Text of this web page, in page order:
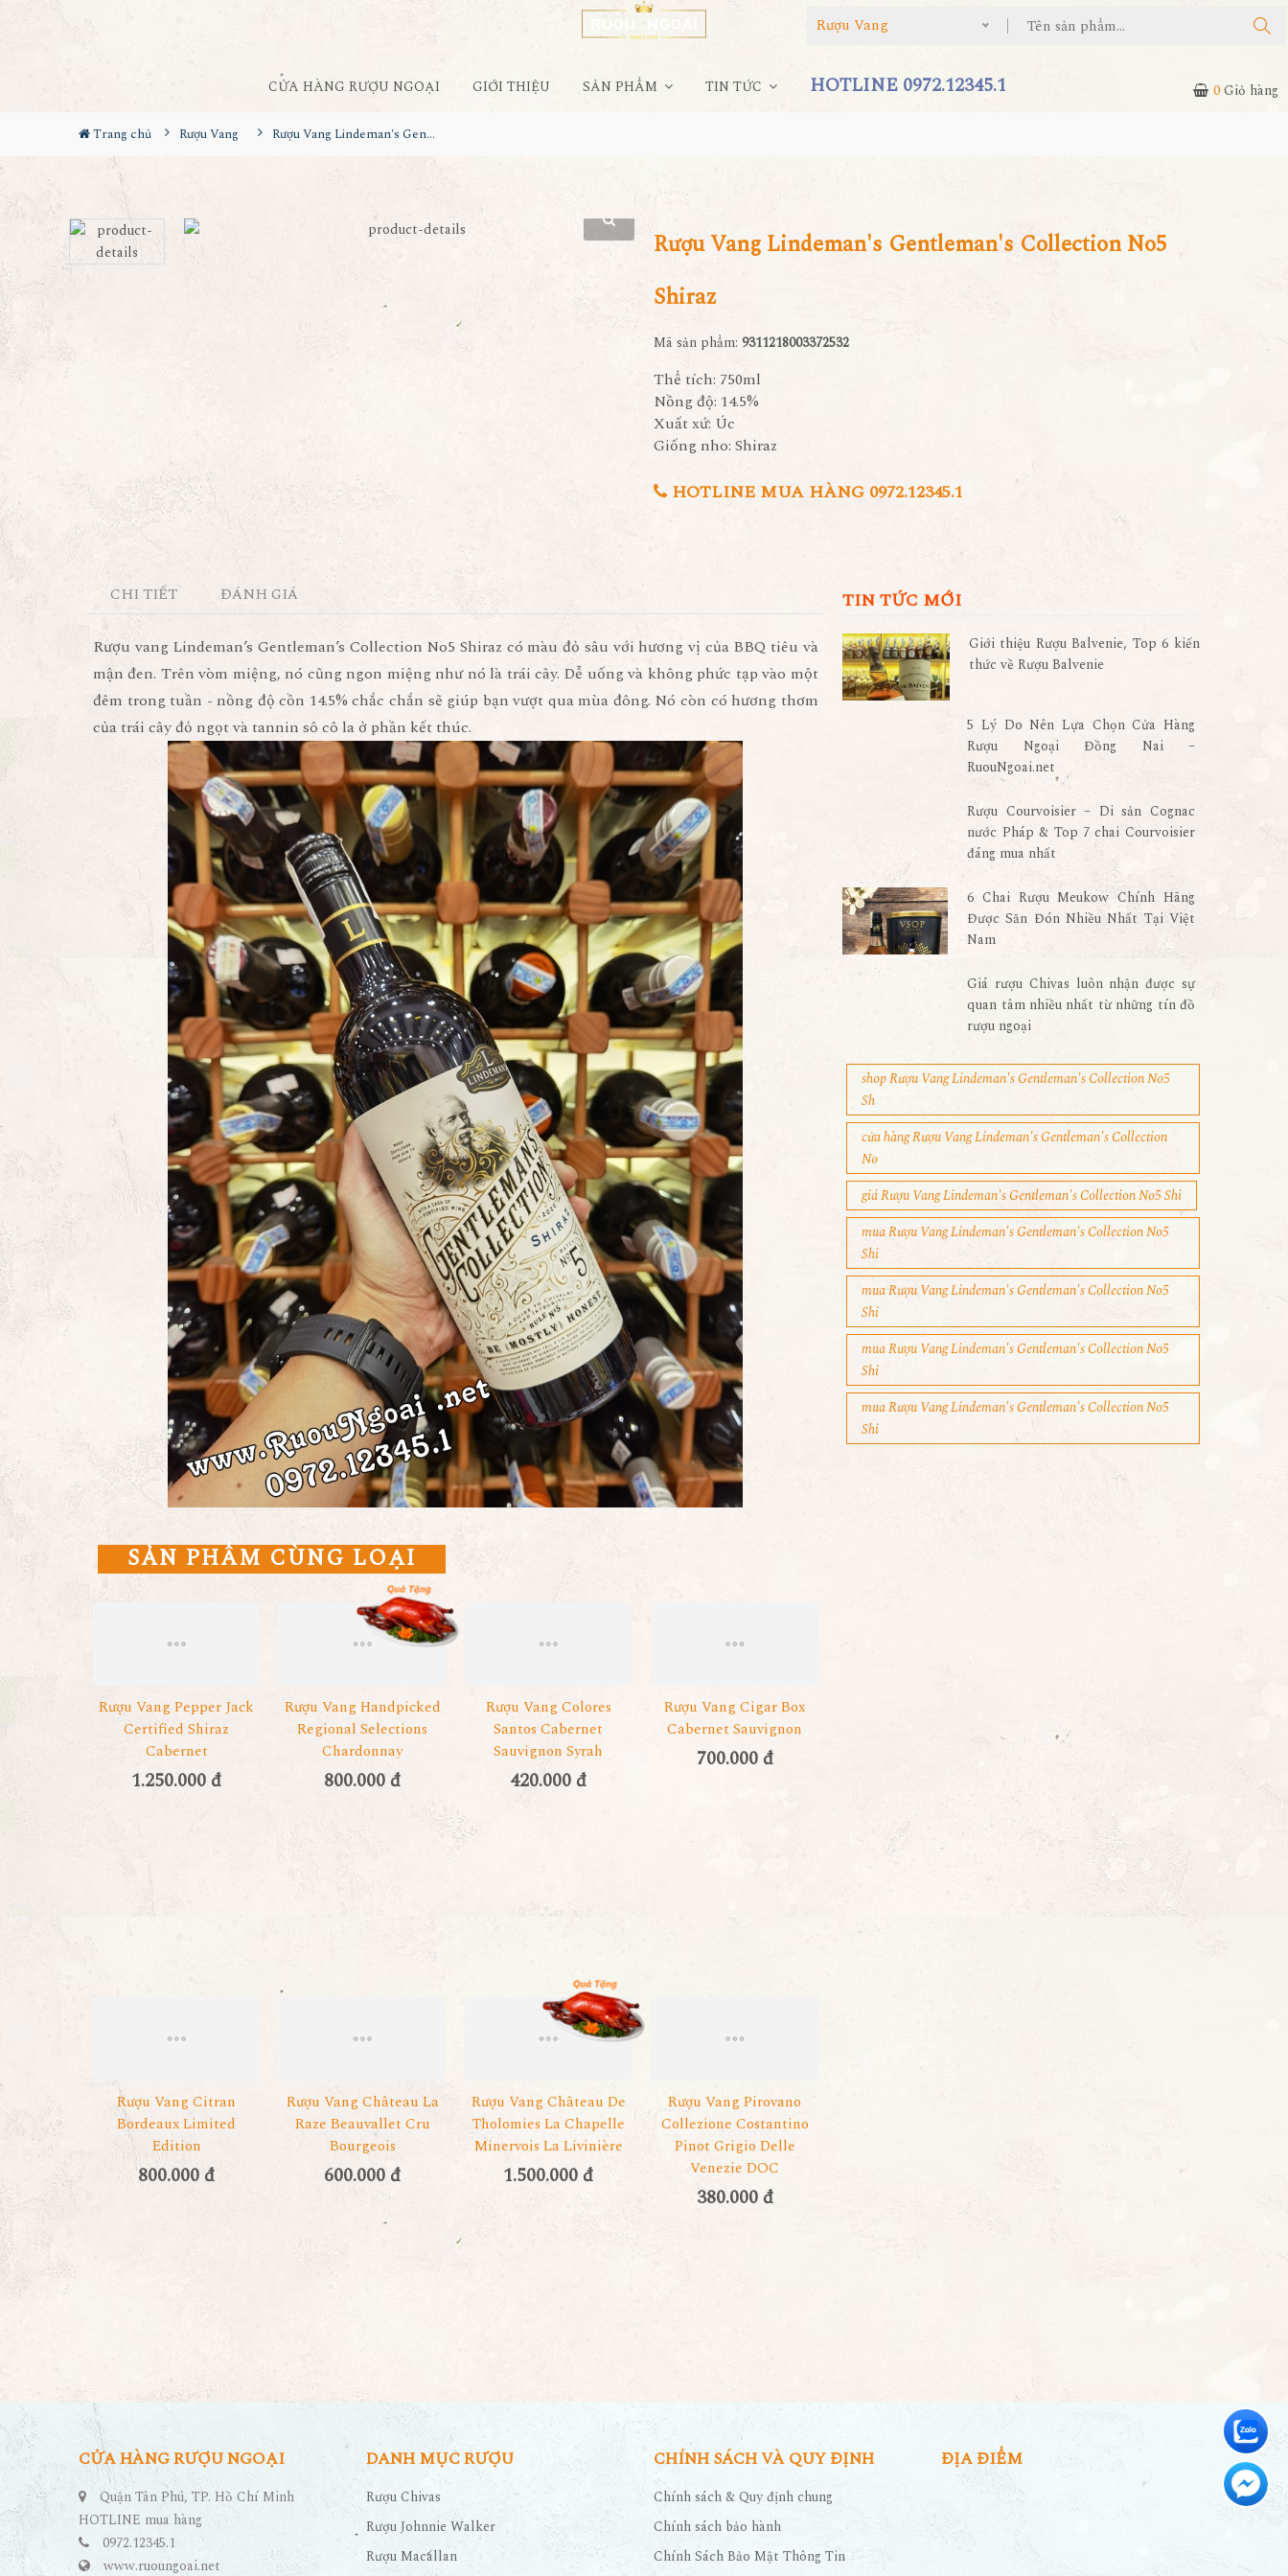
Rượu Vang
CỬA HÀNG RƯỢU NGOẠI GIỚI THIỆU SẢN PHẨM TIN TỨC HOTLINE 0972.12345.1 0Giỏ hàng
Trang chủ Rượu Vang Rượu Vang Lindeman's Gentleman's Collection No5 Shiraz
Rượu Vang Lindeman's Gentleman's Collection No5
Shiraz
Mã sản phẩm: 9311218003372532
Thể tích: 750ml
Nồng độ: 14.5%
Xuất xứ: Úc
Giống nho: Shiraz
HOTLINE MUA HÀNG 0972.12345.1
CHI TIẾT ĐÁNH GIÁ
Rượu vang Lindeman’s Gentleman’s Collection No5 Shiraz có màu đỏ sâu với hương vị của BBQ tiêu và
mận đen. Trên vòm miệng, nó cũng ngon miệng như nó là trái cây. Dễ uống và không phức tạp vào một
đêm trong tuần - nồng độ cồn 14.5% chắc chắn sẽ giúp bạn vượt qua mùa đông. Nó còn có hương thơm
của trái cây đỏ ngọt và tannin sô cô la ở phần kết thúc.
SẢN PHẨM CÙNG LOẠI
Rượu Vang Pepper Jack
Certified Shiraz
Cabernet
1.250.000 đ
Rượu Vang Handpicked
Regional Selections
Chardonnay
800.000 đ
Rượu Vang Colores
Santos Cabernet
Sauvignon Syrah
420.000 đ
Rượu Vang Cigar Box
Cabernet Sauvignon
700.000 đ
Rượu Vang Citran
Bordeaux Limited
Edition
800.000 đ
Rượu Vang Château La
Raze Beauvallet Cru
Bourgeois
600.000 đ
Rượu Vang Château De
Tholomies La Chapelle
Minervois La Livinière
1.500.000 đ
Rượu Vang Pirovano
Collezione Costantino
Pinot Grigio Delle
Venezie DOC
380.000 đ
TIN TỨC MỚI
Giới thiệu Rượu Balvenie, Top 6 kiến
thức về Rượu Balvenie
5 Lý Do Nên Lựa Chọn Cửa Hàng
Rượu Ngoại Đồng Nai –
RuouNgoai.net
Rượu Courvoisier – Di sản Cognac
nước Pháp & Top 7 chai Courvoisier
đáng mua nhất
6 Chai Rượu Meukow Chính Hãng
Được Săn Đón Nhiều Nhất Tại Việt
Nam
Giá rượu Chivas luôn nhận được sự
quan tâm nhiều nhất từ những tín đồ
rượu ngoại
shop Rượu Vang Lindeman's Gentleman's Collection No5
Sh
cửa hàng Rượu Vang Lindeman's Gentleman's Collection
No
giá Rượu Vang Lindeman's Gentleman's Collection No5 Shi
mua Rượu Vang Lindeman's Gentleman's Collection No5
Shi
mua Rượu Vang Lindeman's Gentleman's Collection No5
Shi
mua Rượu Vang Lindeman's Gentleman's Collection No5
Shi
mua Rượu Vang Lindeman's Gentleman's Collection No5
Shi
CỬA HÀNG RƯỢU NGOẠI
Quận Tân Phú, TP. Hồ Chí Minh
HOTLINE mua hàng
0972.12345.1
www.ruoungoai.net
DANH MỤC RƯỢU
Rượu Chivas
Rượu Johnnie Walker
Rượu Macallan
CHÍNH SÁCH VÀ QUY ĐỊNH
Chính sách & Quy định chung
Chính sách bảo hành
Chính Sách Bảo Mật Thông Tin
ĐỊA ĐIỂM